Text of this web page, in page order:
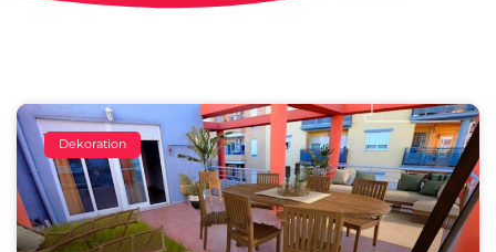
Dekoration